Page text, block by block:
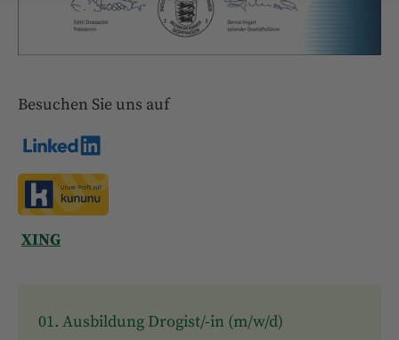
Besuchen Sie uns auf
XING
Ausbildung Drogist/-in (m/w/d)